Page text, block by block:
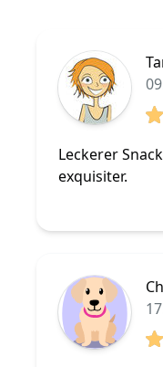
Leckerer
exquisiter.